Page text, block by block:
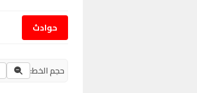
حوادث
حجم الخط: